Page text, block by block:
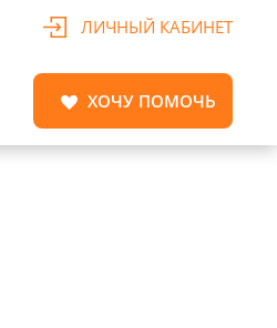
ЛИЧНЫЙ КАБИНЕТ
ХОЧУ ПОМОЧЬ